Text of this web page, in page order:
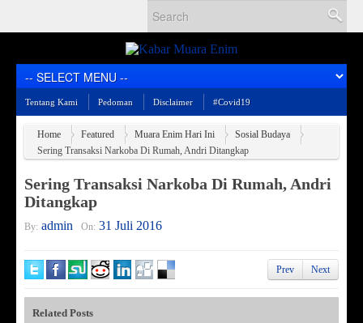
Tentang Kami Pedoman Disclaimer #Covid19
Home Featured Muara Enim Hari Ini
Sosial Budaya
Sering Transaksi Narkoba Di Rumah, Andri Ditangkap
Sering Transaksi Narkoba Di Rumah, Andri
Ditangkap
By: admin On: 31 Juli 2016
Prev Next
Related Posts